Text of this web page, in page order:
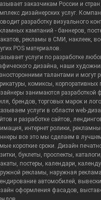
заказчикам России и
дизайнерских услуг.
разработку визуального
кампаний - баннеров,
рекламы в СМИ, наклеек,
POS материалов.
услуги по разработке
дизайна, наши
талантами и могут
комиксы, корпоративных
занимаются разработкой
брендов, торговых марок и
услуги в области web-
и разработке сайтов,
интернет ролики,
все это мы сделаем в
короткие сроки. Дизайн
буклеты, проспекты,
постеры, календари,
рекламы, наружная
автомобилей,
оформления фасадов,